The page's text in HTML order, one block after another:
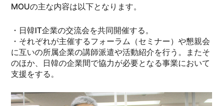
MOUの主な内容は以下となります。
・日韓IT企業の交流会を共同開催する。
・それぞれが主催するフォーラム（セミナー）や懇親会
に互いの所属企業の講師派遣や活動紹介を行う。またそ
のほか、日韓の企業間で協力が必要となる事業において
支援をする。